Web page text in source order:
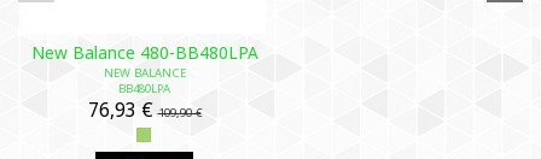
New Balance 480-BB480LPA
NEW BALANCE
BB480LPA
76,93 €109,90 €